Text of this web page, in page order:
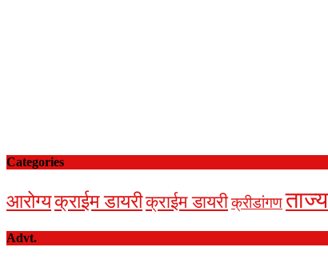
Categories
आरोग्यक्राईम डायरीक्राईम डायरीक्रीडांगण
Advt.